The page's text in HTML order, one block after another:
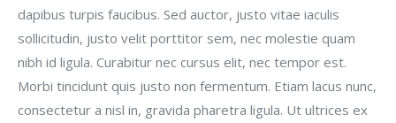
dapibus turpis faucibus. Sed auctor, justo vitae iaculis
sollicitudin, justo velit porttitor sem, nec molestie quam
nibh id ligula. Curabitur nec cursus elit, nec tempor est.
Morbi tincidunt quis justo non fermentum. Etiam lacus nunc,
consectetur a nisl in, gravida pharetra ligula. Ut ultrices ex